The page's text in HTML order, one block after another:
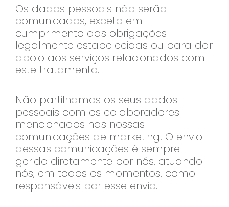
Os dados pessoais não serão
comunicados, exceto em
cumprimento das obrigações
legalmente estabelecidas ou para dar
apoio aos serviços relacionados com
este tratamento.
Não partilhamos os seus dados
pessoais com os colaboradores
mencionados nas nossas
comunicações de marketing. O envio
dessas comunicações é sempre
gerido diretamente por nós, atuando
nós, em todos os momentos, como
responsáveis por esse envio.